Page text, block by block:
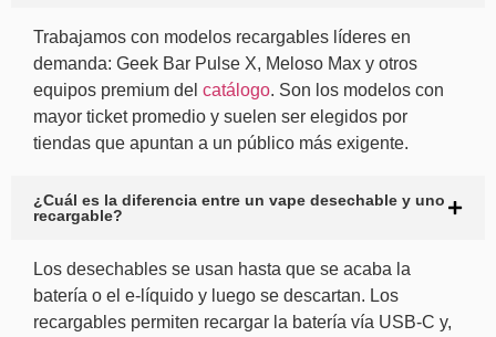
Trabajamos con modelos recargables líderes en
demanda: Geek Bar Pulse X, Meloso Max y otros
equipos premium del catálogo. Son los modelos con
mayor ticket promedio y suelen ser elegidos por
tiendas que apuntan a un público más exigente.
¿Cuál es la diferencia entre un vape desechable y uno
recargable?
Los desechables se usan hasta que se acaba la
batería o el e-líquido y luego se descartan. Los
recargables permiten recargar la batería vía USB-C y,